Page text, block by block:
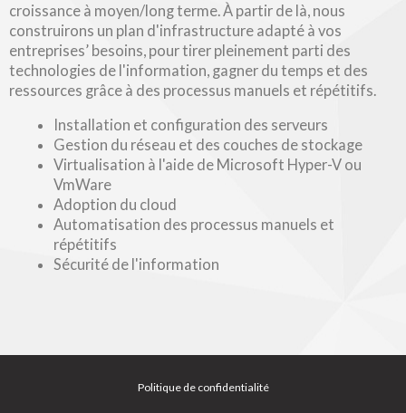
croissance à moyen/long terme. À partir de là, nous
construirons un plan d'infrastructure adapté à vos
entreprises’ besoins, pour tirer pleinement parti des
technologies de l'information, gagner du temps et des
ressources grâce à des processus manuels et répétitifs.
Installation et configuration des serveurs
Gestion du réseau et des couches de stockage
Virtualisation à l'aide de Microsoft Hyper-V ou
VmWare
Adoption du cloud
Automatisation des processus manuels et
répétitifs
Sécurité de l'information
Politique de confidentialité